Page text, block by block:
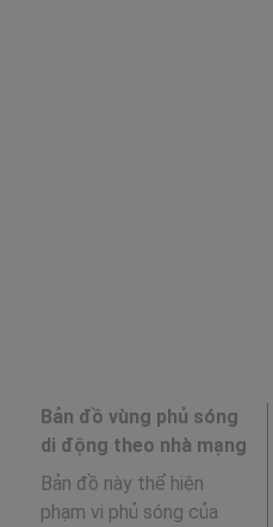
Bản đồ vùng phủ sóng
di động theo nhà mạng
Bản đồ này thể hiện
phạm vi phủ sóng của